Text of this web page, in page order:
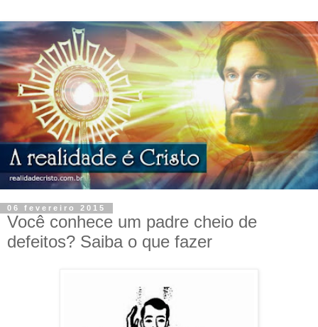
06 fevereiro 2015
Você conhece um padre cheio de
defeitos? Saiba o que fazer